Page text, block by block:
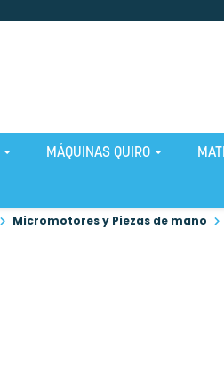
MÁQUINAS QUIRO
Micromotores y Piezas de mano